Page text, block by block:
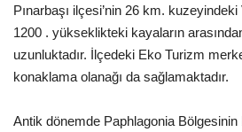
Pınarbaşı ilçesi’nin 26 km.
1200 . yükseklikteki kayaların
uzunluktadır. İlçedeki Eko Turizm
konaklama olanağı da sağlamaktadır.
Antik dönemde Paphlagonia